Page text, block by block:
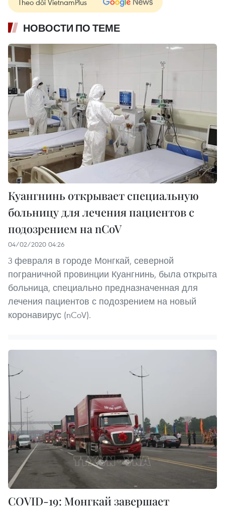
Theo dõi VietnamPlus
НОВОСТИ ПО ТЕМЕ
Куангнинь открывает специальную
больницу для лечения пациентов с
подозрением на nCoV
04/02/2020 04:26
3 февраля в городе Монгкай, северной
пограничной провинции Куангнинь, была открыта
больница, специально предназначенная для
лечения пациентов с подозрением на новый
коронавирус (nCoV).
COVID-19: Монгкай завершает